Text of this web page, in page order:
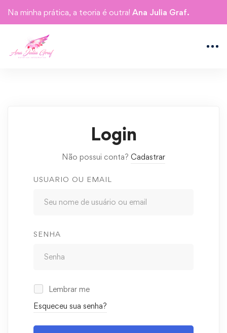
Na minha prática, a teoria é outra! Ana Julia Graf.
Login
Não possui conta? Cadastrar
USUARIO OU EMAIL
SENHA
Lembrar me
Esqueceu sua senha?